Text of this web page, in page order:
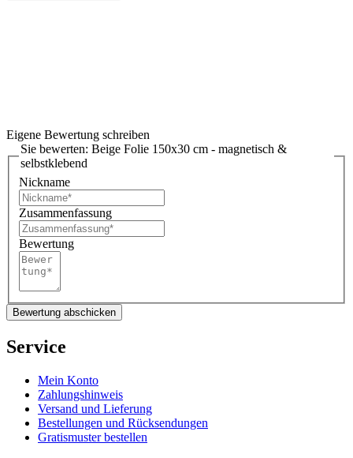
Eigene Bewertung schreiben
Sie bewerten: Beige Folie 150x30 cm - magnetisch &
selbstklebend
Nickname
Zusammenfassung
Bewertung
Bewertung abschicken
Service
Mein Konto
Zahlungshinweis
Versand und Lieferung
Bestellungen und Rücksendungen
Gratismuster bestellen